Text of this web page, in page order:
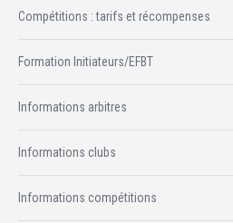
Compétitions : tarifs et récompenses
Formation Initiateurs/EFBT
Informations arbitres
Informations clubs
Informations compétitions